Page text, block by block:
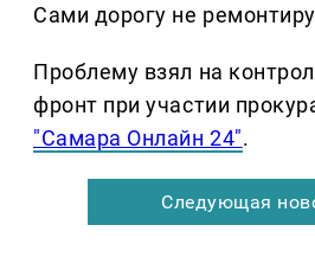
Сами дорогу не
Проблему взял на
фронт при участии
"Самара Онлайн 24".
Следующая